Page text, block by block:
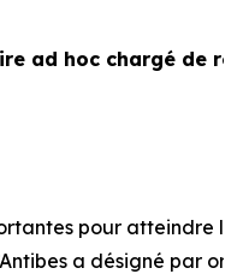
ad hoc chargé de
pour atteindre le
a désigné par